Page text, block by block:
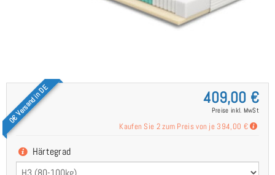
0€ Versand in DE 409,00 €
Preise inkl. MwSt
Kaufen Sie 2 zum Preis von je 394,00 €
Härtegrad